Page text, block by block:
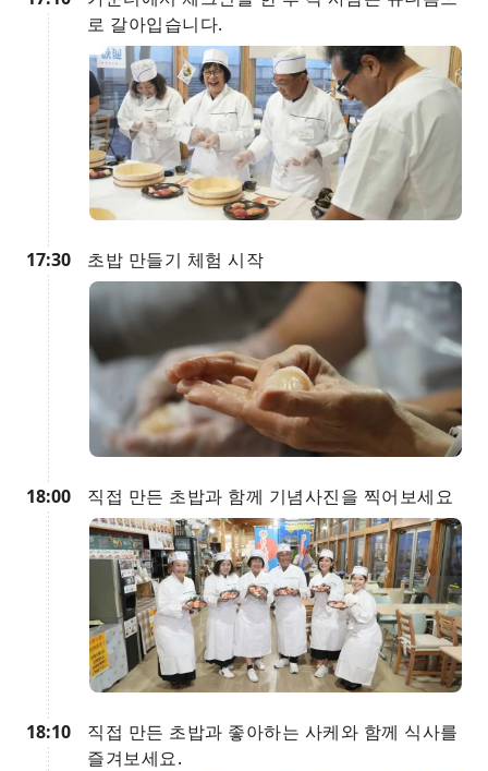
로 갈아입습니다.
17:30 초밥 만들기 체험 시작
18:00 직접 만든 초밥과 함께 기념사진을 찍어보세요
18:10
직접 만든 초밥과 좋아하는 사케와 함께 식사를
즐겨보세요.